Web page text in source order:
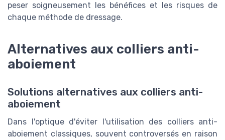
peser soigneusement les bénéfices et les risques de
chaque méthode de dressage.
Alternatives aux colliers anti-
aboiement
Solutions alternatives aux colliers anti-
aboiement
Dans l'optique d'éviter l'utilisation des colliers anti-
aboiement classiques, souvent controversés en raison